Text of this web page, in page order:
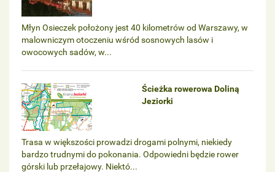
Młyn Osieczek położony jest 40 kilometrów od Warszawy, w
malowniczym otoczeniu wśród sosnowych lasów i
owocowych sadów, w...
Ścieżka rowerowa Doliną
Jeziorki
Trasa w większości prowadzi drogami polnymi, niekiedy
bardzo trudnymi do pokonania. Odpowiedni będzie rower
górski lub przełajowy. Niektó...